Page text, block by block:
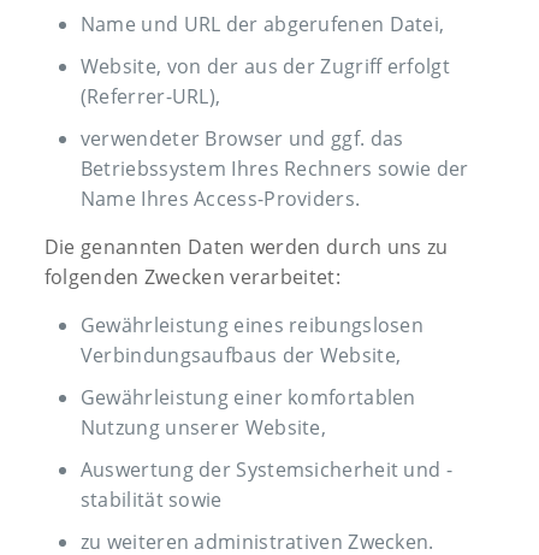
Name und URL der abgerufenen Datei,
Website, von der aus der Zugriff erfolgt
(Referrer-URL),
verwendeter Browser und ggf. das
Betriebssystem Ihres Rechners sowie der
Name Ihres Access-Providers.
Die genannten Daten werden durch uns zu
folgenden Zwecken verarbeitet:
Gewährleistung eines reibungslosen
Verbindungsaufbaus der Website,
Gewährleistung einer komfortablen
Nutzung unserer Website,
Auswertung der Systemsicherheit und -
stabilität sowie
zu weiteren administrativen Zwecken.